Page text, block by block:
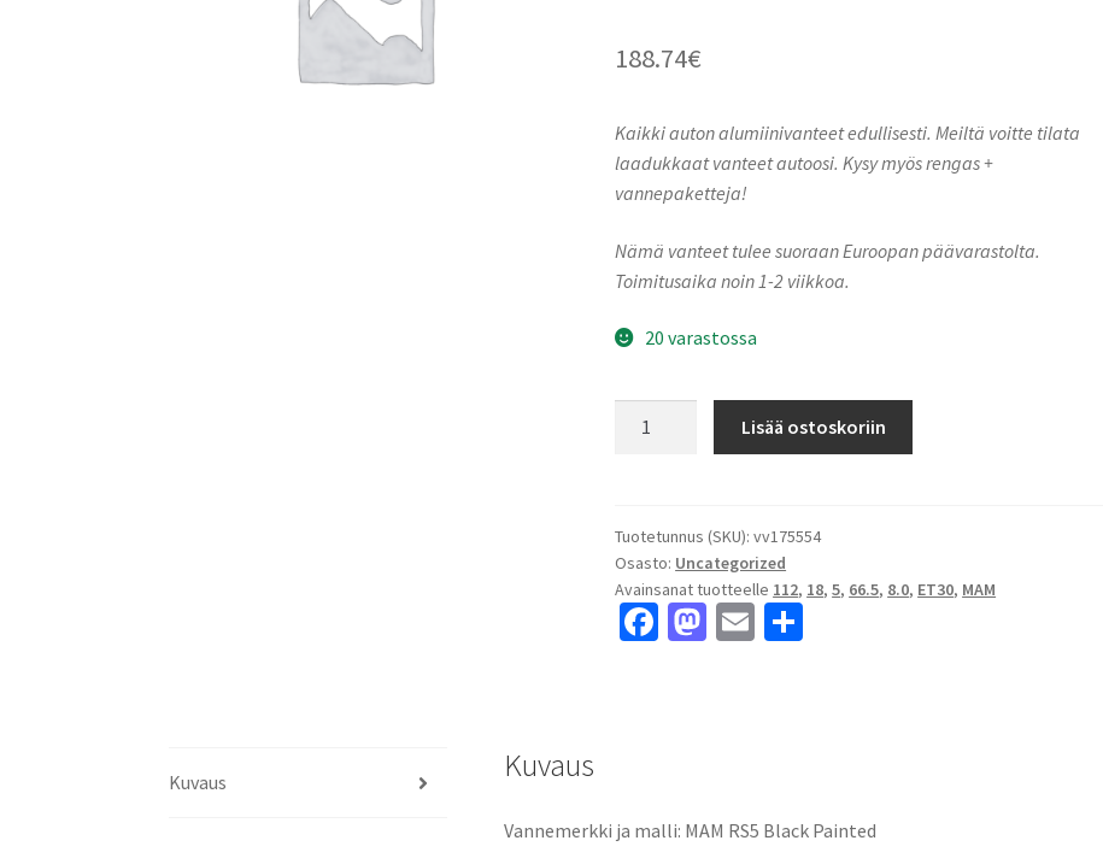
188.74€
Kaikki auton alumiinivanteet edullisesti. Meiltä voitte tilata
laadukkaat vanteet autoosi. Kysy myös rengas +
vannepaketteja!
Nämä vanteet tulee suoraan Euroopan päävarastolta.
Toimitusaika noin 1-2 viikkoa.
20 varastossa
8.0x18"
5x112
ET30
keskireikä:66.5
Lisää ostoskoriin
Tuotetunnus (SKU):vv175554
Osasto: Uncategorized
Avainsanat tuotteelle 112, 18,5, 66.5, 8.0, ET30, MAM
Fa
k
M
n
E
Kuvaus Kuvaus
Vannemerkki ja malli: MAM RS5 Black Painted